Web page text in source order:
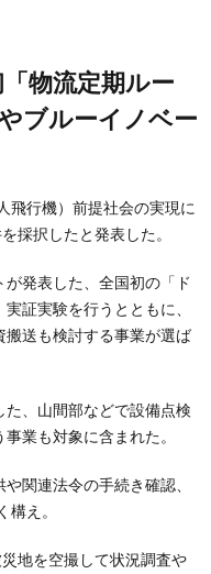
ブルーイノベー
飛行機）前提社会の実現に
採択したと発表した。
発表した、全国初の「ド
証実験を行うとともに、
送も検討する事業が選ば
、山間部などで設備点検
業も対象に含まれた。
関連法令の手続き確認、
構え。
地を空撮して状況調査や